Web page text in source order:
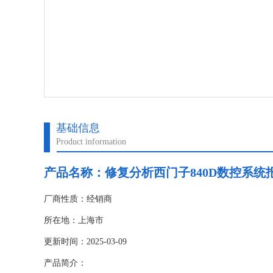
基础信息
Product information
产品名称： 修复分析西门子840D数控系统
厂商性质：经销商
所在地：上海市
更新时间：2025-03-09
产品简介：